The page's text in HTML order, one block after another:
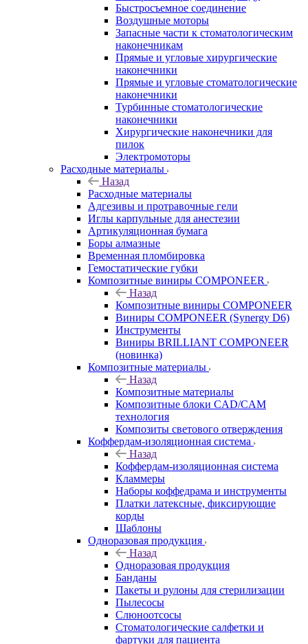
Быстросъемное соединение
Воздушные моторы
Запасные части к стоматологическим
наконечникам
Прямые и угловые хирургические
наконечники
Прямые и угловые стоматологические
наконечники
Турбинные стоматологические
наконечники
Хирургические наконечники для
пилок
Электромоторы
Расходные материалы
Назад
Расходные материалы
Адгезивы и протравочные гели
Иглы карпульные для анестезии
Артикуляционная бумага
Боры алмазные
Временная пломбировка
Гемостатические губки
Композитные виниры COMPONEER
Назад
Композитные виниры COMPONEER
Виниры COMPONEER (Synergy D6)
Инструменты
Виниры BRILLIANT COMPONEER
(новинка)
Композитные материалы
Назад
Композитные материалы
Композитные блоки CAD/СAM
технология
Композиты светового отверждения
Коффердам-изоляционная система
Назад
Коффердам-изоляционная система
Кламмеры
Наборы коффедрама и инструменты
Платки латексные, фиксирующие
корды
Шаблоны
Одноразовая продукция
Назад
Одноразовая продукция
Банданы
Пакеты и рулоны для стерилизации
Пылесосы
Слюноотсосы
Стоматологические салфетки и
фартуки для пациента